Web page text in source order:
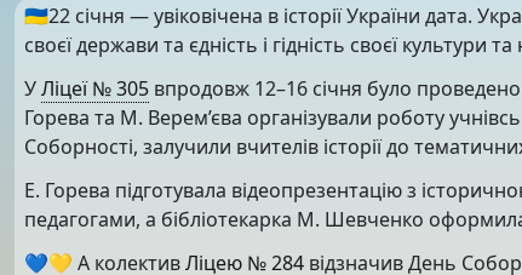
🇺🇦22 січня — увіковічена в історії України дата.
своєї держави та єдність і гідність своєї культури
УЛіцеї № 305 впродовж 12–16 січня було
Горева та М. Верем’єва організували роботу
Соборності, залучили вчителів історії до
Е. Горева підготувала відеопрезентацію з
педагогами, а бібліотекарка М. Шевченко
💙💛 А колективЛіцею № 284 відзначив День